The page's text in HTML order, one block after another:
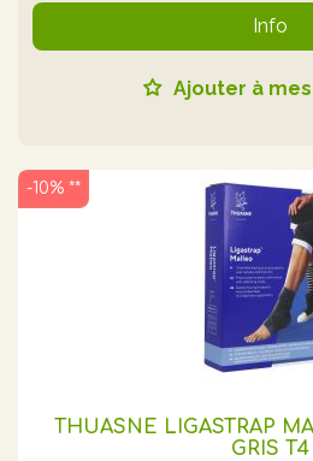
Info
Ajouter à
THUASNE LIGASTRAP
GRIS T4
-10% **